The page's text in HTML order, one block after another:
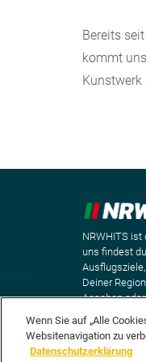
Bereits
kommt
Kunstwerk
NRWHITS ist
uns findest
Deiner
Aaachen
Wenn Sie auf „Alle
Websitenavigation zu
Datenschutzerklärung